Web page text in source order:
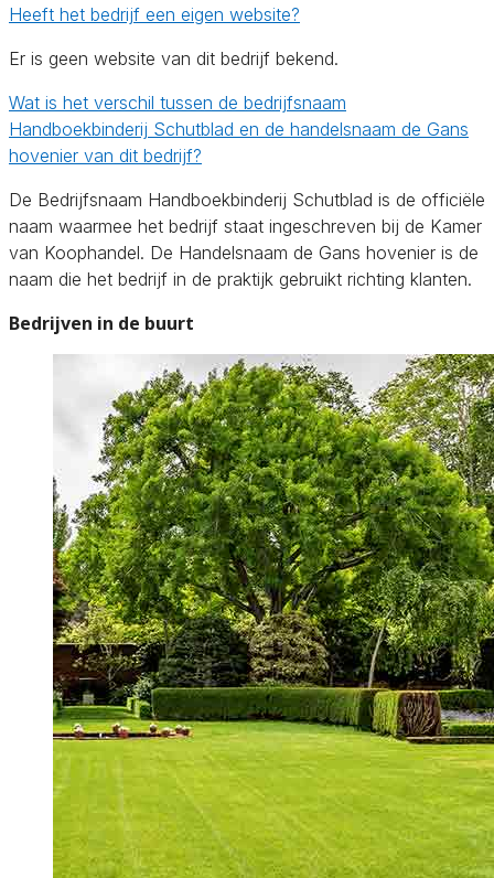
Heeft het bedrijf een eigen website?
Er is geen website van dit bedrijf bekend.
Wat is het verschil tussen de bedrijfsnaam
Handboekbinderij Schutblad en de handelsnaam de Gans
hovenier van dit bedrijf?
De Bedrijfsnaam Handboekbinderij Schutblad is de officiële
naam waarmee het bedrijf staat ingeschreven bij de Kamer
van Koophandel. De Handelsnaam de Gans hovenier is de
naam die het bedrijf in de praktijk gebruikt richting klanten.
Bedrijven in de buurt